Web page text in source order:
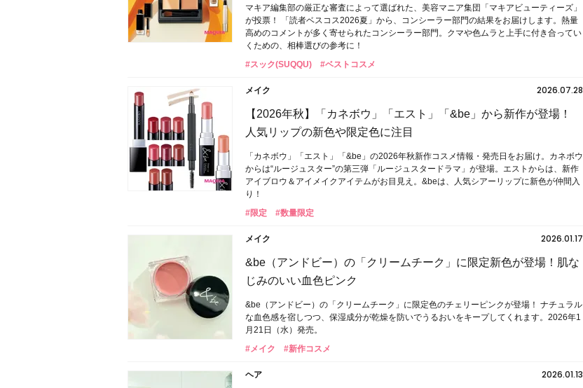
マキア編集部の厳正な審査によって選ばれた、美容マニア集団「マキアビューティーズ」
が投票！ 「読者ベスコス2026夏」から、コンシーラー部門の結果をお届けします。熱量
高めのコメントが多く寄せられたコンシーラー部門。クマや色ムラと上手に付き合ってい
くための、相棒選びの参考に！
#スック(SUQQU)
#ベストコスメ
メイク
2026.07.28
【2026年秋】「カネボウ」「エスト」「&be」から新作が登場！
人気リップの新色や限定色に注目
「カネボウ」「エスト」「&be」の2026年秋新作コスメ情報・発売日をお届け。カネボウ
からは“ルージュスター”の第三弾「ルージュスタードラマ」が登場。エストからは、新作
アイブロウ＆アイメイクアイテムがお目見え。&beは、人気シアーリップに新色が仲間入
り！
#限定
#数量限定
メイク
2026.01.17
&be（アンドビー）の「クリームチーク」に限定新色が登場！肌な
じみのいい血色ピンク
&be（アンドビー）の「クリームチーク」に限定色のチェリーピンクが登場！ ナチュラル
な血色感を宿しつつ、保湿成分が乾燥を防いでうるおいをキープしてくれます。2026年1
月21日（水）発売。
#メイク
#新作コスメ
ヘア
2026.01.13